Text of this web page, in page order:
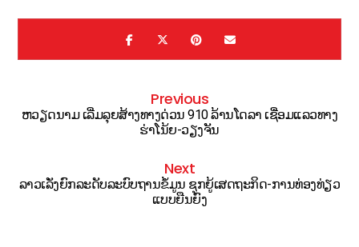
Previous
ຫວຽດນາມ ເລີ່ມລຸຍສ້າງທາງດ່ວນ 910 ລ້ານໂດລາ ເຊື່ອມແລວທາງ
ຮ່າໂນ້ຍ-ວຽງຈັນ
Next
ລາວເລັ່ງຍົກລະດັບລະບົບຖານຂໍ້ມູນ ຊຸກຍູ້ເສດຖະກິດ-ການທ່ອງທ່ຽວ
ແບບຍືນຍົງ